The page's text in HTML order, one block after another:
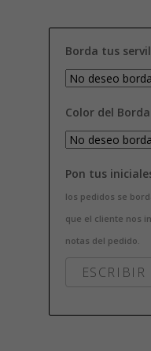
Borda tus
Color del
Pon tus
los pedidos se
que el cliente nos
notas del pedido.